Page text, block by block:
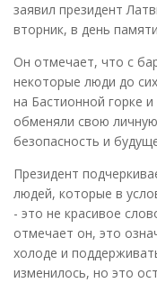
заявил президент
вторник, в день
Он отмечает, что с
некоторые люди до
на Бастионной горке
обменяли свою
безопасность и
Президент
людей, которые в
- это не красивое
отмечает он, это
холоде и
изменилось, но это